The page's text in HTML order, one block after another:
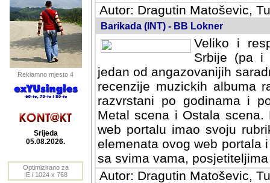
Reklamno mjesto 4
Srijeda
05.08.2026.
Optimizirano za
IE i 1024 x 768
Autor: Dragutin Matoševic,
Barikada (INT) - BB Lokner
Veliko i
Srbije (pa i
jedan od angazovanijih
recenzije muzickih albuma
razvrstani po godinama i po
scena i Ostala scena.
portalu imao svoju
elemenata ovog web portala
sa svima vama,
Autor: Dragutin Matoševic,